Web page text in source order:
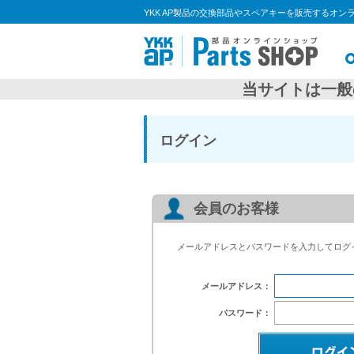
YKK AP製品の交換部品やスペアキーを販売するオン
当サイトは一
ログイン
会員のお客様
メールアドレスとパスワードを入力してログ
メールアドレス：
パスワード：